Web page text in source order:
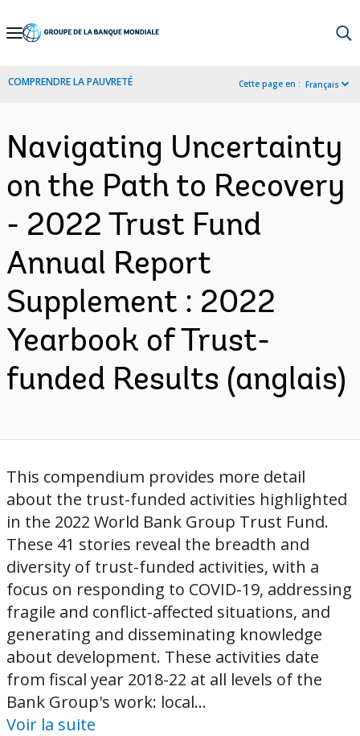
Skip
Navigation
COMPRENDRE LA PAUVRETÉ Cette page en : Français
Navigating Uncertainty
on the Path to Recovery
- 2022 Trust Fund
Annual Report
Supplement : 2022
Yearbook of Trust-
funded Results (anglais)
This compendium provides more detail
about the trust-funded activities highlighted
in the 2022 World Bank Group Trust Fund.
These 41 stories reveal the breadth and
diversity of trust-funded activities, with a
focus on responding to COVID-19, addressing
fragile and conflict-affected situations, and
generating and disseminating knowledge
about development. These activities date
from fiscal year 2018-22 at all levels of the
Bank Group's work: local...
Voir la suite